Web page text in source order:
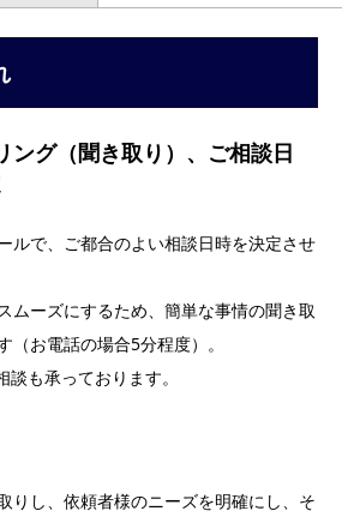
グ（聞き取り）、ご相談日
ルで、ご都合のよい相談日時を決定させ
ムーズにするため、簡単な事情の聞き取
（お電話の場合5分程度）。
も承っております。
りし、依頼者様のニーズを明確にし、そ